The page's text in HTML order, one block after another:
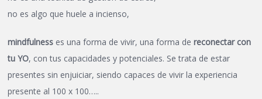
no es algo que huele a incienso,
mindfulness es una forma de vivir, una forma dereconectar con
tu YO, con tus capacidades y potenciales. Se trata de estar
presentes sin enjuiciar, siendo capaces de vivir la experiencia
presente al 100 x 100…..